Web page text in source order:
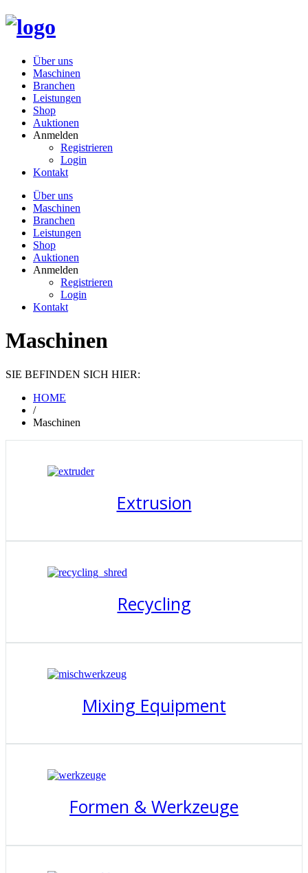
Über uns
Maschinen
Branchen
Leistungen
Shop
Auktionen
Anmelden
Registrieren
Login
Kontakt
Über uns
Maschinen
Branchen
Leistungen
Shop
Auktionen
Anmelden
Registrieren
Login
Kontakt
Maschinen
SIE BEFINDEN SICH HIER:
HOME
/
Maschinen
Extrusion
Recycling
Mixing Equipment
Formen & Werkzeuge